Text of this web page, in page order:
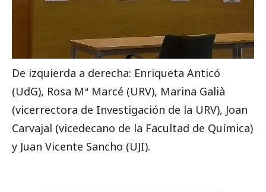
De izquierda a derecha: Enriqueta Anticó
(UdG), Rosa Mª Marcé (URV), Marina Galià
(vicerrectora de Investigación de la URV), Joan
Carvajal (vicedecano de la Facultad de Química)
y Juan Vicente Sancho (UJI).